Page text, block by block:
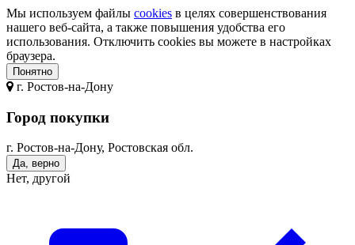
Мы используем файлы cookies в целях совершенствования
нашего веб-сайта, а также повышения удобства его
использования. Отключить cookies вы можете в настройках
браузера.
Понятно
г. Ростов-на-Дону
Город покупки
г. Ростов-на-Дону, Ростовская обл.
Да, верно
Нет, другой